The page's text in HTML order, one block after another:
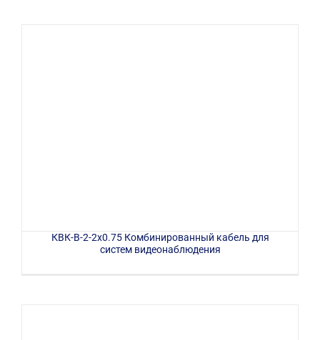
КВК-В-2-2х0.75 Комбинированный кабель для
систем видеонаблюдения